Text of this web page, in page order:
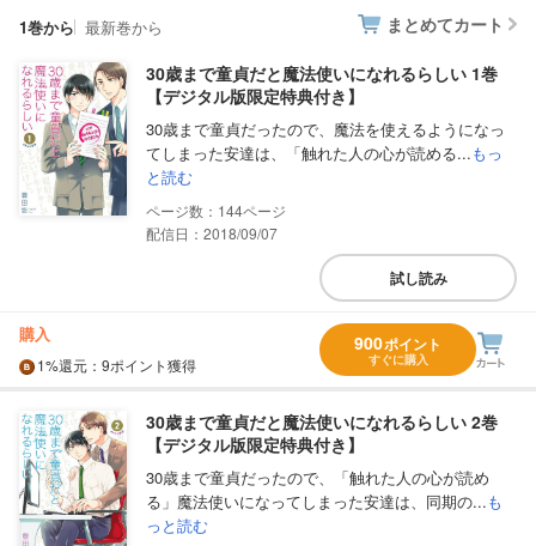
1巻から 最新巻から まとめてカート
30歳まで童貞だと魔法使いになれるらしい 1巻
【デジタル版限定特典付き】
30歳まで童貞だったので、魔法を使えるようになっ
てしまった安達は、「触れた人の心が読める...もっ
と読む
144
配信日：2018/09/07
試し読み
購入
1%還元 ：9ポイント獲得
900ポイント
すぐに購入
30歳まで童貞だと魔法使いになれるらしい 2巻
【デジタル版限定特典付き】
30歳まで童貞だったので、「触れた人の心が読め
る」魔法使いになってしまった安達は、同期の...も
っと読む